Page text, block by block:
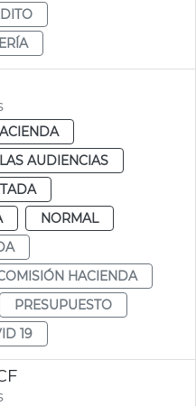
AUDIENCIAS
NORMAL
HACIENDA
PRESUPUESTO
19